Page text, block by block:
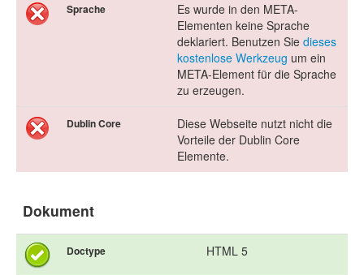
Sprache
Es wurde in den META-
Elementen keine Sprache
deklariert. Benutzen Sie dieses
kostenlose Werkzeug um ein
META-Element für die Sprache
zu erzeugen.
Dublin Core
Diese Webseite nutzt nicht die
Vorteile der Dublin Core
Elemente.
Dokument
Doctype HTML 5